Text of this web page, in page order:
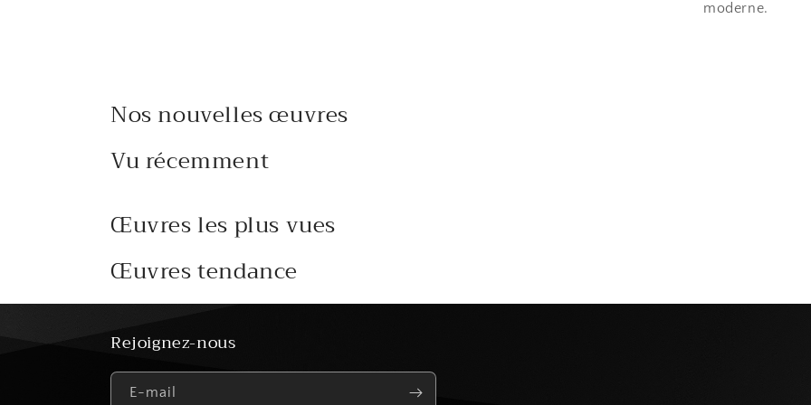
moderne.
Nos nouvelles œuvres
Vu récemment
Œuvres les plus vues
Œuvres tendance
Rejoignez-nous
E-mail